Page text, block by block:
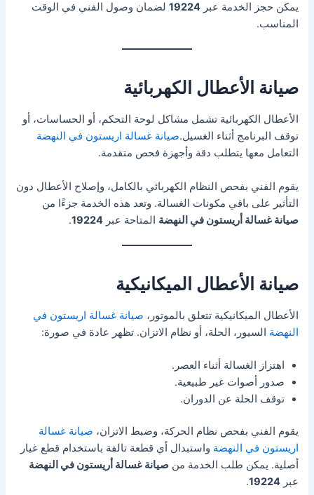
يمكن حجز الخدمة عبر19224 لضمان وصول الفني في الوقت
المناسب.
صيانة الأعطال الكهربائية
الأعطال الكهربائية تشمل مشاكل لوحة التحكم، أو الحساسات، أو
توقف البرنامج أثناء الغسيل.صيانة غسالة اريستون في النهضة
التعامل معها يتطلب دقة وأجهزة فحص متقدمة.
يقوم الفني بفحص النظام الكهربائي بالكامل، وإصلاح الأعطال دون
التأثير على باقي مكونات الغسالة. وتعد هذه الخدمة جزءًا من
صيانة غسالة أريستون في النهضة المتاحة عبر19224
.
صيانة الأعطال الميكانيكية
الأعطال الميكانيكية تتعلق بالموتور، صيانة غسالة اريستون في
النهضة السيور، الحلة، أو نظام الاتزان. تظهر عادة في صورة:
اهتزاز الغسالة أثناء العصر.
صدور أصوات غير طبيعية.
توقف الحلة عن الدوران.
يقوم الفني بفحص نظام الحركة، وضبط الاتزان، صيانة غسالة
اريستون في النهضة واستبدال أي قطعة تالفة باستخدام قطع غيار
أصلية. يمكن طلب الخدمة منصيانة غسالة أريستون في النهضة
عبر19224
.